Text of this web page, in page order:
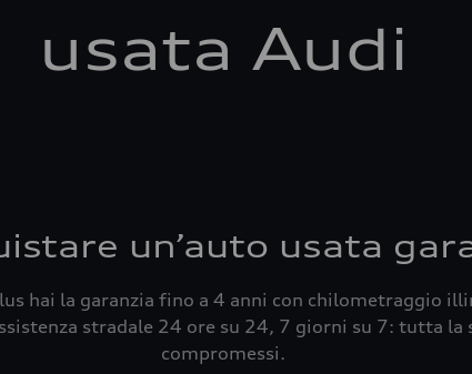
usata Audi
un’auto usata
hai la garanzia fino a 4 anni con chilometraggio
stradale 24 ore su 24, 7 giorni su 7: tutta la
compromessi.